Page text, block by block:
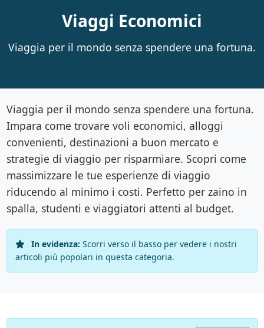
Viaggi Economici
Viaggia per il mondo senza spendere una fortuna.
Viaggia per il mondo senza spendere una fortuna.
Impara come trovare voli economici, alloggi
convenienti, destinazioni a buon mercato e
strategie di viaggio per risparmiare. Scopri come
massimizzare le tue esperienze di viaggio
riducendo al minimo i costi. Perfetto per zaino in
spalla, studenti e viaggiatori attenti al budget.
In evidenza: Scorri verso il basso per vedere i nostri
articoli più popolari in questa categoria.